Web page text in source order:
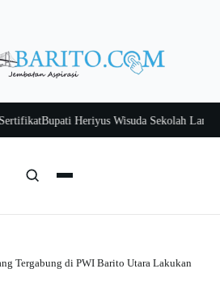
Bupati Heriyus Wisuda Sekolah Lansia
Tergabung di PWI Barito Utara Lakukan